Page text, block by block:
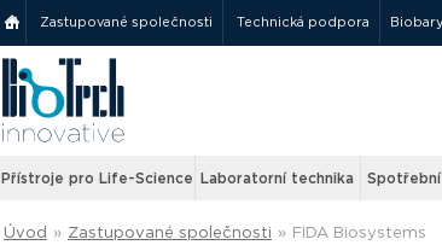
Zastupované společnosti Technická podpora
Přístroje pro Life-Science Laboratorní technika
Úvod » Zastupované společnosti » FIDA Biosystems